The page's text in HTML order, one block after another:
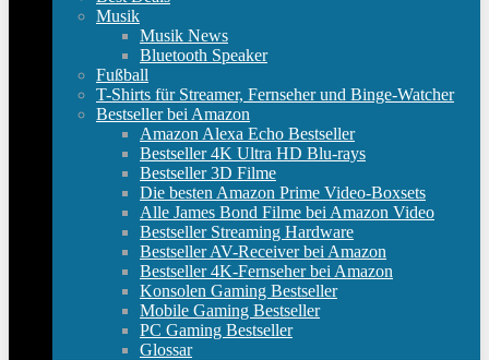
Musik
Musik News
Bluetooth Speaker
Fußball
T-Shirts für Streamer, Fernseher und Binge-Watcher
Bestseller bei Amazon
Amazon Alexa Echo Bestseller
Bestseller 4K Ultra HD Blu-rays
Bestseller 3D Filme
Die besten Amazon Prime Video-Boxsets
Alle James Bond Filme bei Amazon Video
Bestseller Streaming Hardware
Bestseller AV-Receiver bei Amazon
Bestseller 4K-Fernseher bei Amazon
Konsolen Gaming Bestseller
Mobile Gaming Bestseller
PC Gaming Bestseller
Glossar